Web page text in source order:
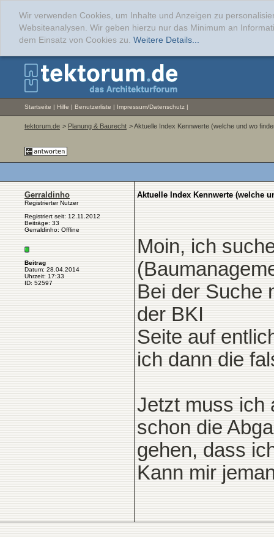
Wir verwenden Cookies, um Inhalte und Anzeigen zu
Websiteanalysen. Wir geben hierzu nur das Minimum an
dem Einsatz von Cookies zu. Weitere Details...
Startseite | Hilfe | Benutzerliste | Impressum/Datenschutz |
tektorum.de > Planung & Baurecht > Aktuelle Index Kennwerte (welche und wo
Gerraldinho
Registrierter Nutzer
Registriert seit: 12.11.2012
Beiträge: 33
Gerraldinho: Offline
Beitrag
Datum: 28.04.2014
Uhrzeit: 17:33
ID: 52597
Aktuelle Index Kennwerte (welche
Moin, ich
Bei der Suche
der BKI
Seite auf
ich dann die
Jetzt muss ich
schon die
gehen, dass
Kann mir